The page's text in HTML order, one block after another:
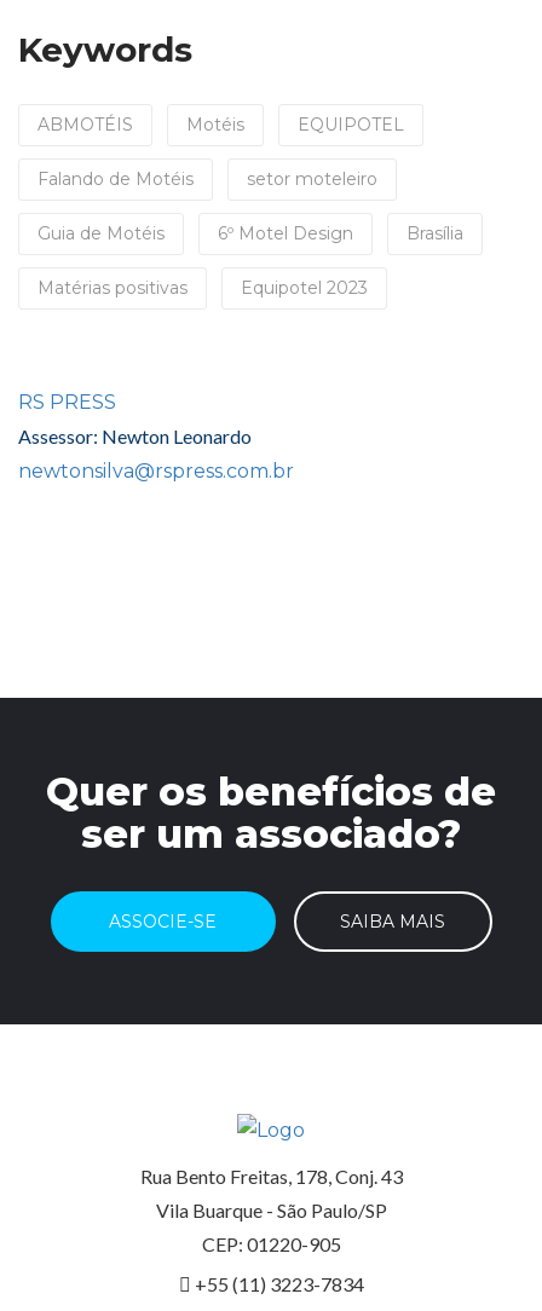
Keywords
ABMOTÉIS Motéis EQUIPOTEL
Falando de Motéis setor moteleiro
Guia de Motéis 6º Motel Design Brasília
Matérias positivas Equipotel 2023
RS PRESS
Assessor: Newton Leonardo
newtonsilva@rspress.com.br
Quer os benefícios de
ser um associado?
ASSOCIE-SE SAIBA MAIS
Rua Bento Freitas, 178, Conj. 43
Vila Buarque - São Paulo/SP
CEP: 01220-905
+55 (11) 3223-7834